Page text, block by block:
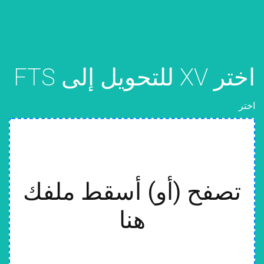
اختر XV للتحويل إلى FTS
اختر
تصفح (أو) أسقط ملفك
هنا